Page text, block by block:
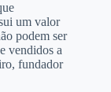
um valor
podem ser
vendidos a
fundador